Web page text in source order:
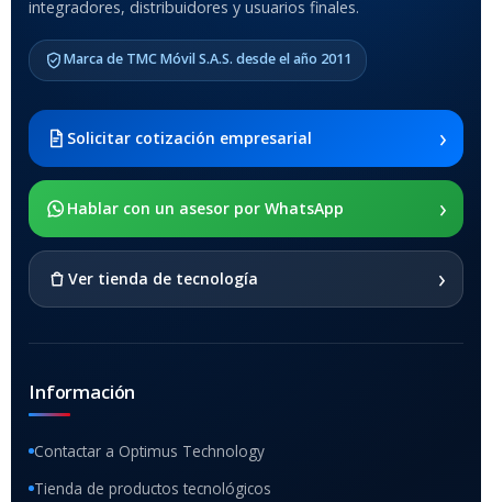
MODELO DE TABLETS
COMPATIBLES
2021 SM-x200 / Samsung
Galaxy Tab A8 10.5 2021 SM-
x205
SOPORTE DE APOYO
integradores, distribuidores y usuarios finales.
Marca de TMC Móvil S.A.S. desde el año 2011
Solicitar cotización empresarial ›
Hablar con un asesor por WhatsApp ›
Ver tienda de tecnología ›
Información
Contactar a Optimus Technology
Tienda de productos tecnológicos